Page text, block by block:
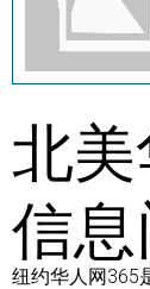
北
信
纽约华人网365